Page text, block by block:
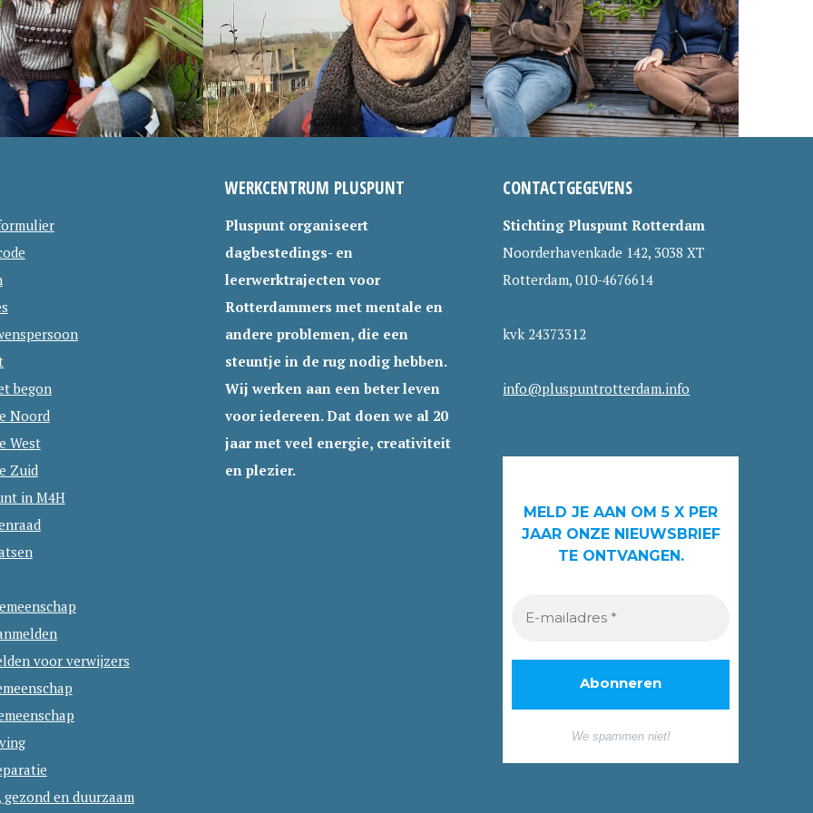
6
,
2
0
A
U
G
WIE DOET ER MEE?
begon
Noord
West
Zuid
in M4H
voor verwijzers
gezond en duurzaam
WERKCENTRUM PLUSPUNT
Pluspunt organiseert
dagbestedings- en
leerwerktrajecten voor
Rotterdammers met mentale en
andere problemen, die een
steuntje in de rug nodig hebben.
Wij werken aan een beter leven
voor iedereen. Dat doen we al 20
jaar met veel energie, creativiteit
en plezier.
CONTACTGEGEVENS
Stichting Pluspunt Rotterdam
Noorderhavenkade 142, 3038 XT
Rotterdam, 010-4676614
kvk 24373312
info@pluspuntrotterdam.info
MELD JE AAN OM 5 X PER
JAAR ONZE NIEUWSBRIEF
TE ONTVANGEN.
We spammen niet!